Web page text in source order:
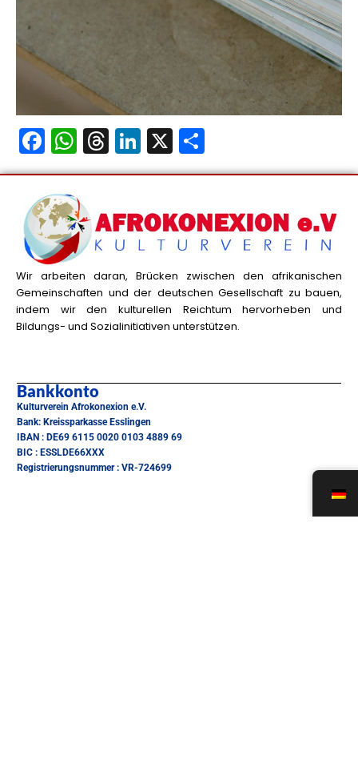
F
a
c
e
b
o
o
k
W
h
a
ts
A
p
p
T
hr
a
d
s
Li
n
e
dI
n
X
ei
n
Wir arbeiten daran, Brücken zwischen den afrikanischen
Gemeinschaften und der deutschen Gesellschaft zu bauen,
indem wir den kulturellen Reichtum hervorheben und
Bildungs- und Sozialinitiativen unterstützen.
Bankkonto
Kulturverein Afrokonexion e.V.
Bank: Kreissparkasse Esslingen
IBAN : DE69 6115 0020 0103 4889 69
BIC : ESSLDE66XXX
Registrierungsnummer : VR-724699